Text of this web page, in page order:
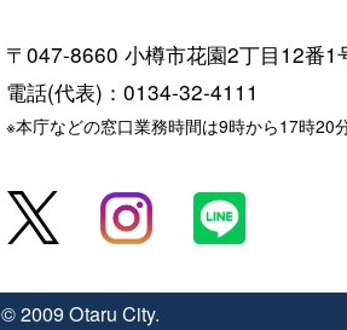
〒047-8660 小樽市花園2丁目12番1
電話(代表)：0134-32-4111
※本庁などの窓口業務時間は9時から17時20
© 2009 Otaru City.